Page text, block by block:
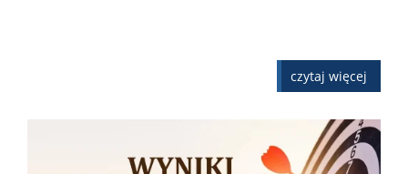
czytaj więcej